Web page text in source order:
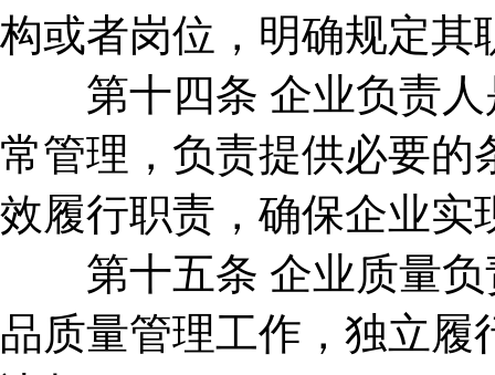
构或者岗位，明确规定其
第十四条 企业负责人
常管理，负责提供必要的
效履行职责，确保企业实
第十五条 企业质量负
品质量管理工作，独立